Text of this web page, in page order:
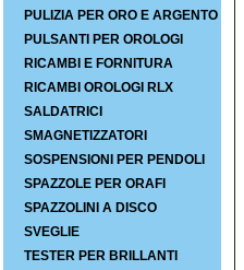
PULIZIA PER ORO E ARGENTO
PULSANTI PER OROLOGI
RICAMBI E FORNITURA
RICAMBI OROLOGI RLX
SALDATRICI
SMAGNETIZZATORI
SOSPENSIONI PER PENDOLI
SPAZZOLE PER ORAFI
SPAZZOLINI A DISCO
SVEGLIE
TESTER PER BRILLANTI